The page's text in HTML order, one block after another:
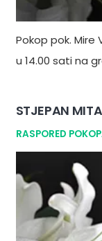
Pokop pok. Mire
u 14.00 sati na
STJEPAN
RASPORED